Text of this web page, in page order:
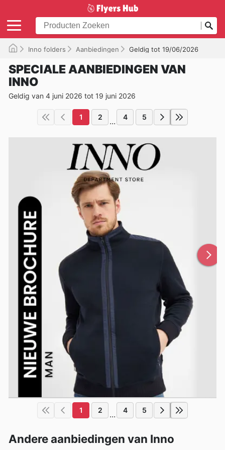
Inno folders Aanbiedingen Geldig tot 19/06/2026
SPECIALE AANBIEDINGEN VAN
INNO
Geldig van 4 juni 2026 tot 19 juni 2026
1 2 ... 4 5
1 2 ... 4 5
Andere aanbiedingen van Inno